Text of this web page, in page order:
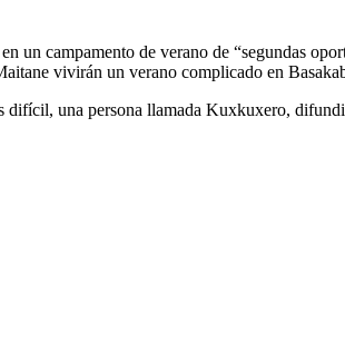
un campamento de verano de “segundas
vivirán un verano complicado en
una persona llamada Kuxkuxero,